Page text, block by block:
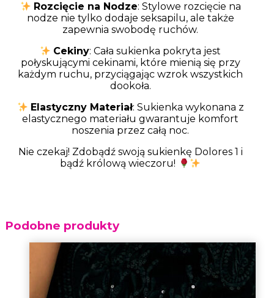
Rozcięcie na Nodze: Stylowe rozcięcie na
nodze nie tylko dodaje seksapilu, ale także
zapewnia swobodę ruchów.
Cekiny: Cała sukienka pokryta jest
połyskującymi cekinami, które mienią się przy
każdym ruchu, przyciągając wzrok wszystkich
dookoła.
Elastyczny Materiał: Sukienka wykonana z
elastycznego materiału gwarantuje komfort
noszenia przez całą noc.
Nie czekaj! Zdobądź swoją sukienkę Dolores 1 i
bądź królową wieczoru!
Podobne produkty